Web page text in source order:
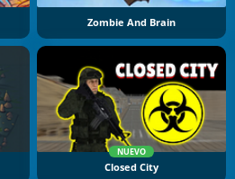
Zombie And Brain
NUEVO
Closed City